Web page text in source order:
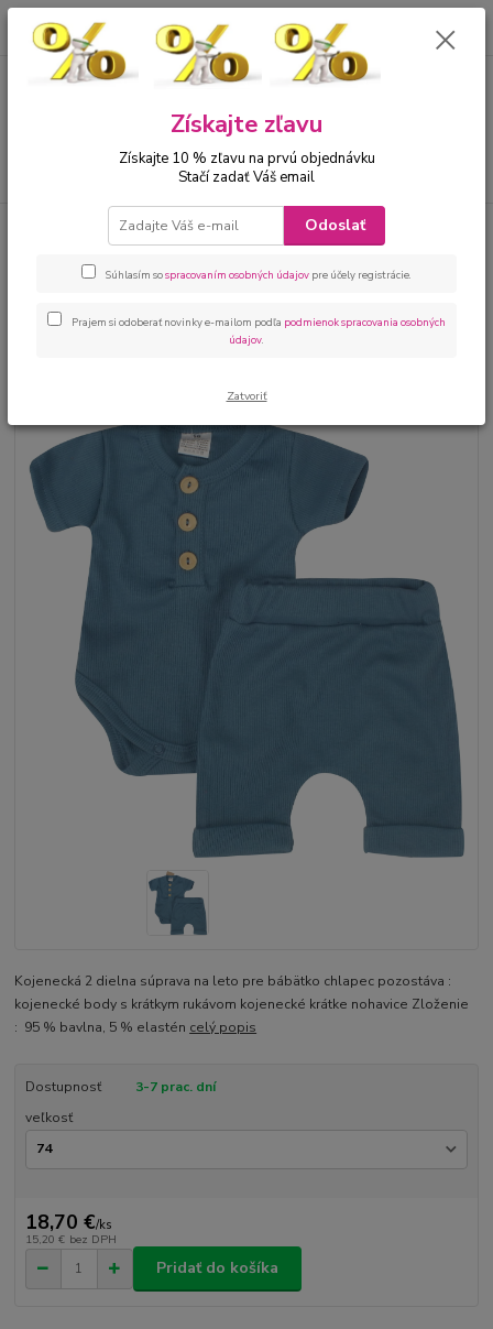
00421 905 612848 za0 €
Kojenecké oblečenie sety
Kojenecká 2 dielna súprava
na leto chlapec oceľovomodrá
Kojenecká 2 dielna súprava na
leto chlapec oceľovomodrá
Kojenecká 2 dielna súprava na leto pre bábätko chlapec pozostáva :
kojenecké body s krátkym rukávom kojenecké krátke nohavice Zloženie
: 95 % bavlna, 5 % elastén celý popis
Dostupnosť
3-7 prac. dní
veľkosť
18,70 €/ks
15,20 € bez DPH
Pridať do košíka
Získajte zľavu
Získajte 10 % zľavu na prvú objednávku
Stačí zadať Váš email
Odoslať
Súhlasím sospracovaním osobných údajov pre účely registrácie.
Prajem si odoberať novinky e-mailom podľa podmienok spracovania osobných
údajov.
Zatvoriť